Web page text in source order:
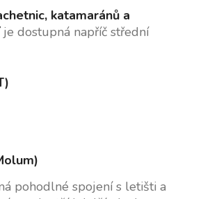
katamaránů a
je dostupná napříč střední
pohodlné spojení s letišti a